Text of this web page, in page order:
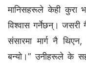
मानिसहरूले केही कुरा
विश्‍वास गर्नेछन्। जसरी
संसारमा मार्ग नै
बन्यो।” उनीहरूले के